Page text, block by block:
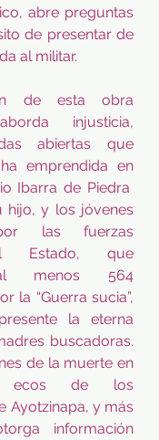
abre preguntas
de presentar de
al militar.
de esta obra
injusticia,
abiertas que
emprendida en
Ibarra de Piedra
hijo, y los jóvenes
las fuerzas
Estado, que
menos 564
la “Guerra sucia”,
la eterna
buscadoras.
de la muerte en
ecos de los
Ayotzinapa, y más
información